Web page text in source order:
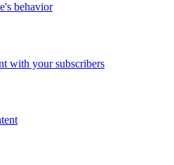
behavior
with your subscribers